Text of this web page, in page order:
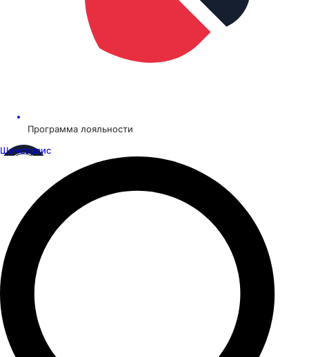
Программа лояльности
Шинсервис